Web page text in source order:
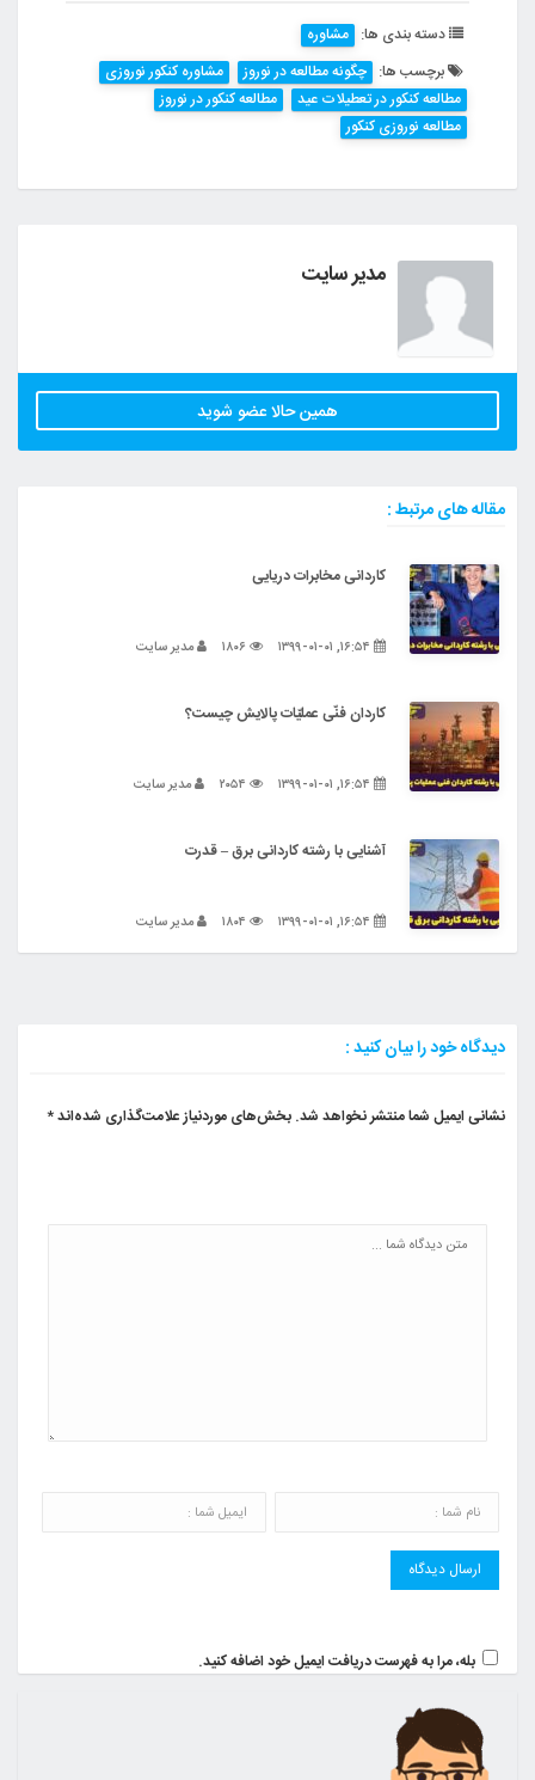
دسته بندی ها: مشاوره
برچسب ها: چگونه مطالعه در نوروز
مشاوره کنکور نوروزی
مطالعه کنکور در تعطیلات عید
مطالعه کنکور در نوروز
مطالعه نوروزی کنکور
مدیر سایت
همین حالا عضو شوید
مقاله های مرتبط :
کاردانی مخابرات دریایی
مدیر سایت
کاردان فنّی عملیّات پالایش چیست؟
مدیر سایت
آشنایی با رشته کاردانی برق – قدرت
مدیر سایت
دیدگاه خود را بیان کنید :
نشانی ایمیل شما منتشر نخواهد شد. بخش‌های موردنیاز علامت‌گذاری شده‌اند*
بله، مرا به فهرست دریافت ایمیل خود اضافه کنید.